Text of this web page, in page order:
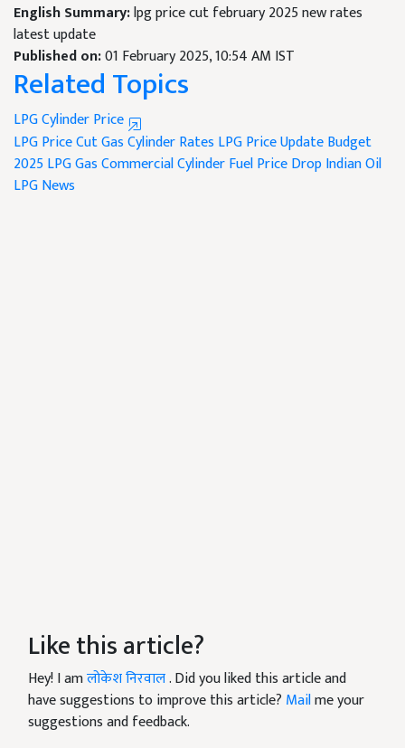
English Summary:lpg price cut february 2025 new rates
latest update
Published on:01 February 2025, 10:54 AM IST
Related Topics
LPG Cylinder Price
LPG Price CutGas Cylinder Rates LPG Price UpdateBudget
2025LPG GasCommercial CylinderFuel Price DropIndian Oil
LPG News
Like this article?
Hey! I amलोकेश निरवाल. Did you liked this article and
have suggestions to improve this article? Mailme your
suggestions and feedback.